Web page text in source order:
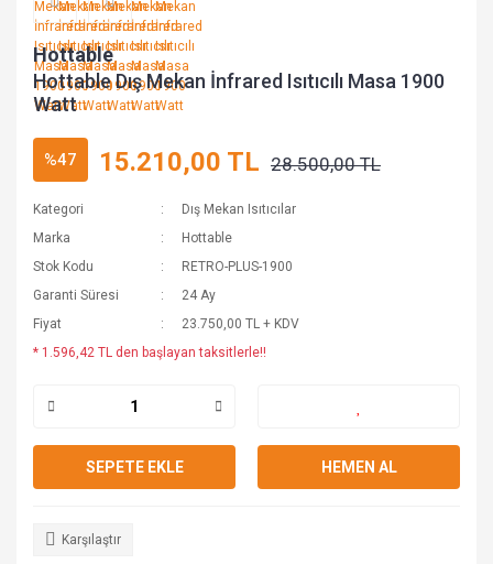
Hottable
Hottable Dış Mekan İnfrared Isıtıcılı Masa 1900
Watt
%47 15.210,00 TL 28.500,00 TL
Kategori
Dış Mekan Isıtıcılar
Marka
Hottable
Stok Kodu
RETRO-PLUS-1900
Garanti Süresi
24 Ay
Fiyat
23.750,00 TL + KDV
* 1.596,42 TL den başlayan taksitlerle!!
SEPETE EKLE HEMEN AL
Karşılaştır